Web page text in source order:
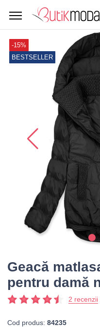
-15%
BESTSELLER
Geacă
pentru damă
2 recenzii
Cod produs: 84235